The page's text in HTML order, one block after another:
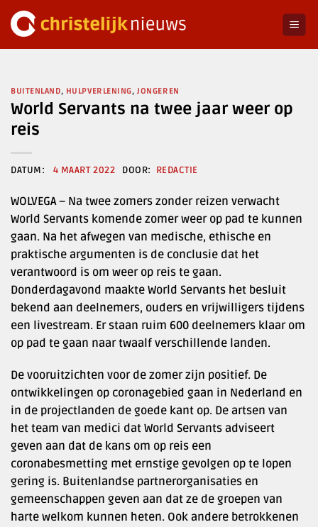
naar
BUITENLAND, HULPVERLENING,JONGEREN
World Servants na twee jaar weer op
reis
4 MAART 2022 REDACTIE
WOLVEGA – Na twee zomers zonder reizen verwacht
World Servants komende zomer weer op pad te kunnen
gaan. Na het afwegen van medische, ethische en
praktische argumenten is de conclusie dat het
verantwoord is om weer op reis te gaan.
Donderdagavond maakte World Servants het besluit
bekend aan deelnemers, ouders en vrijwilligers tijdens
een livestream. Er staan ruim 600 deelnemers klaar om
op pad te gaan naar twaalf verschillende landen.
De vooruitzichten voor de zomer zijn positief. De
ontwikkelingen op coronagebied gaan in Nederland en
in de projectlanden de goede kant op. De artsen van
het team van medici dat World Servants adviseert
geven aan dat de kans om op reis een
coronabesmetting met ernstige gevolgen op te lopen
gering is. Buitenlandse partnerorganisaties en
gemeenschappen geven aan dat ze de groepen van
harte welkom kunnen heten. Ook andere betrokkenen